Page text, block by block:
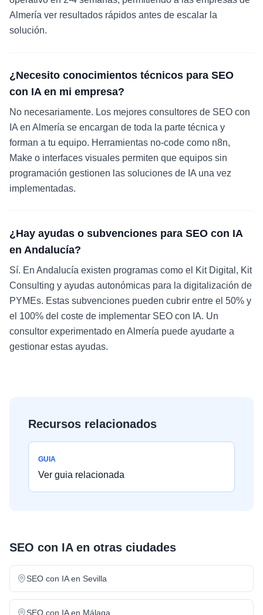
Almería ver resultados rápidos antes de escalar la
solución.
¿Necesito conocimientos técnicos para SEO
con IA en mi empresa?
No necesariamente. Los mejores consultores de SEO con
IA en Almería se encargan de toda la parte técnica y
forman a tu equipo. Herramientas no-code como n8n,
Make o interfaces visuales permiten que equipos sin
programación gestionen las soluciones de IA una vez
implementadas.
¿Hay ayudas o subvenciones para SEO con IA
en Andalucía?
Sí. En Andalucía existen programas como el Kit Digital, Kit
Consulting y ayudas autonómicas para la digitalización de
PYMEs. Estas subvenciones pueden cubrir entre el 50% y
el 100% del coste de implementar SEO con IA. Un
consultor experimentado en Almería puede ayudarte a
gestionar estas ayudas.
Recursos relacionados
GUIA
Ver guia relacionada
SEO con IAen otras ciudades
SEO con IAen Sevilla
SEO con IAen Málaga